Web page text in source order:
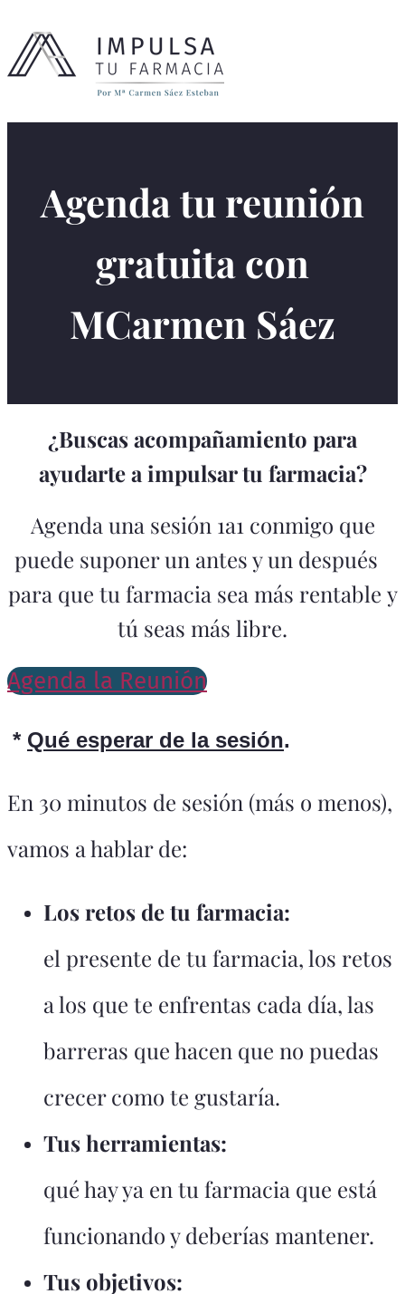
Agenda tu reunión
gratuita con
MCarmen Sáez
¿Buscas acompañamiento para
ayudarte a impulsar tu farmacia?
Agenda una sesión 1a1 conmigo que
puede suponer un antes y un después
para que tu farmacia sea más rentable y
tú seas más libre.
Agenda la Reunión
* Qué esperar de la sesión.
En 30 minutos de sesión (más o menos),
vamos a hablar de:
Los retos de tu farmacia:
el presente de tu farmacia, los retos
a los que te enfrentas cada día, las
barreras que hacen que no puedas
crecer como te gustaría.
Tus herramientas:
qué hay ya en tu farmacia que está
funcionando y deberías mantener.
Tus objetivos: